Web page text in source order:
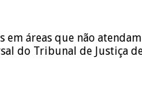
em áreas que não
do Tribunal de